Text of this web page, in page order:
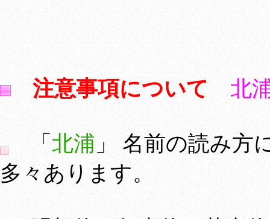
注意事項について 北
「 北浦 」 名前の読み方
多々あります。